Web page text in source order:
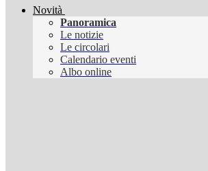
Novità
Panoramica
Le notizie
Le circolari
Calendario eventi
Albo online